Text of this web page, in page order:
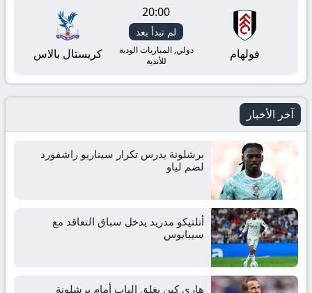
مباشر
yallashoot
فولهام
20:00
لم تبدأ بعد
دولي, المباريات الودية
للأندية
كريستال بالاس
آخر الأخبار
برشلونة يدرس تكرار سيناريو راشفورد
لضم لياو
أتلتيكو مدريد يدخل سباق التعاقد مع
سيبايوس
هاري كين يغلق الباب أمام برشلونة